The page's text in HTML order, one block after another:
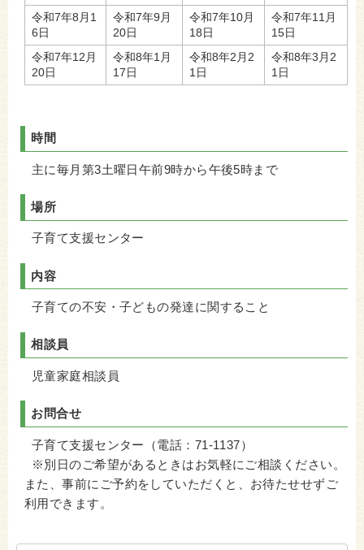
令和7年8月1
6日
令和7年9月
20日
令和7年10月
18日
令和7年11月
15日
令和7年12月
20日
令和8年1月
17日
令和8年2月2
1日
令和8年3月2
1日
時間
主に毎月第3土曜日 午前9時から午後5時まで
場所
子育て支援センター
内容
子育ての不安・子どもの発達に関すること
相談員
児童家庭相談員
お問合せ
子育て支援センター（電話：71-1137）
※別日のご希望があるときはお気軽にご相談ください。
また、事前にご予約をしていただくと、お待たせせずご
利用できます。